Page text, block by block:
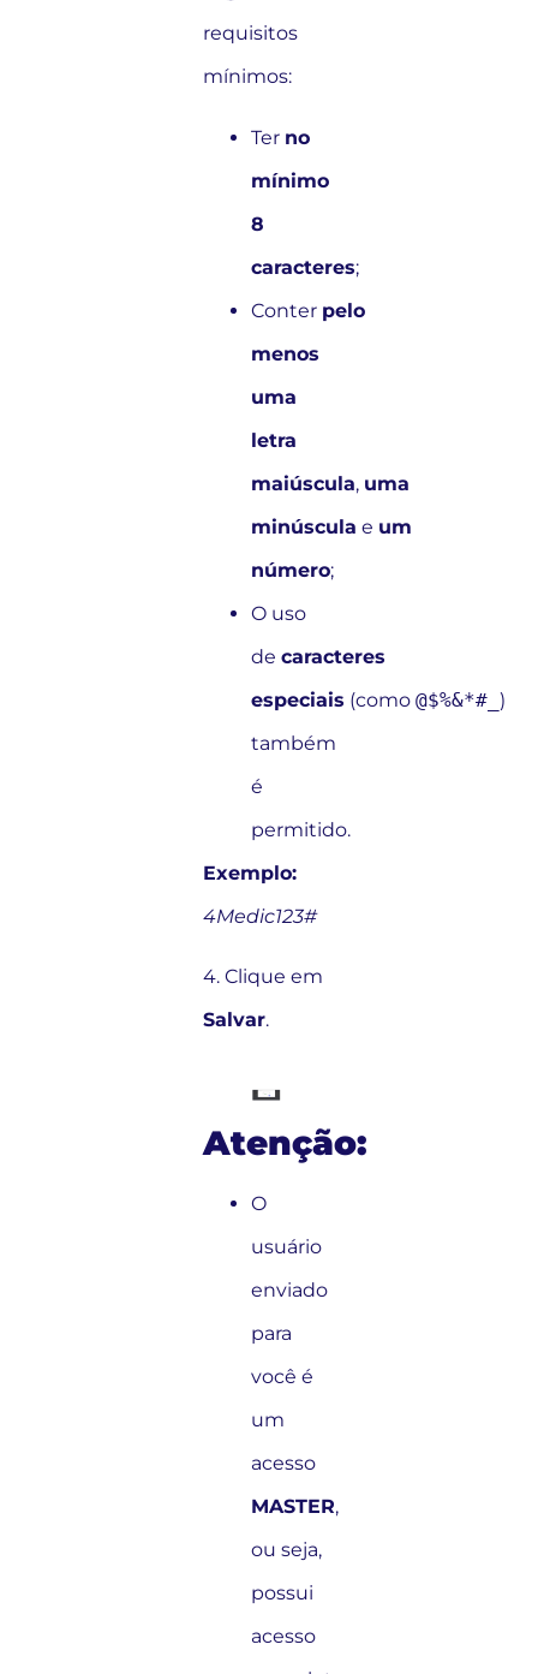
requisitos
mínimos:
Ter no
mínimo
8
caracteres;
Conter pelo
menos
uma
letra
maiúscula, uma
minúscula e um
número;
O uso
decaracteres
especiais (como@$%&*#_)
também
é
permitido.
Exemplo:
4Medic123#
4. Clique em
Salvar.
Atenção:
O
usuário
enviado
para
você é
um
acesso
MASTER,
ou seja,
possui
acesso